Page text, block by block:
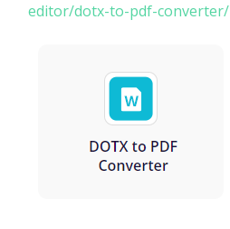
editor/dotx-to-pdf-converter/